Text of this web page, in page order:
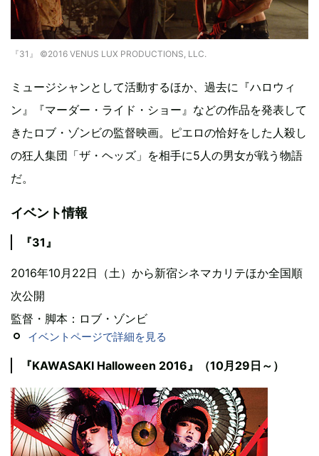
『31』 ©2016 VENUS LUX PRODUCTIONS, LLC.
ミュージシャンとして活動するほか、過去に『ハロウィ
ン』『マーダー・ライド・ショー』などの作品を発表して
きたロブ・ゾンビの監督映画。ピエロの恰好をした人殺し
の狂人集団「ザ・ヘッズ」を相手に5人の男女が戦う物語
だ。
イベント情報
『31』
2016年10月22日（土）から新宿シネマカリテほか全国順
次公開
監督・脚本：ロブ・ゾンビ
イベントページで詳細を見る
『KAWASAKI Halloween 2016』（10月29日～）